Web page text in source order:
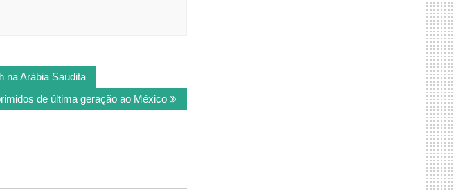
na Arábia Saudita
de última geração ao México